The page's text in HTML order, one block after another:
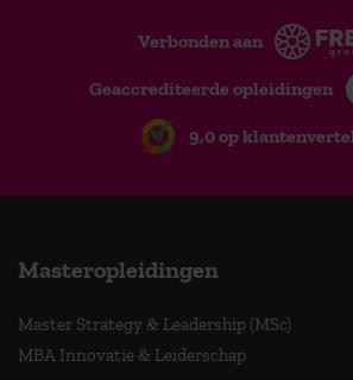
Verbonden aan
Geaccrediteerde opleidingen
9,0 op
Masteropleidingen
Master Strategy & Leadership (MSc)
MBA Innovatie & Leiderschap